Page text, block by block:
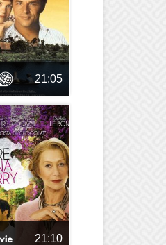
21:05
21:10